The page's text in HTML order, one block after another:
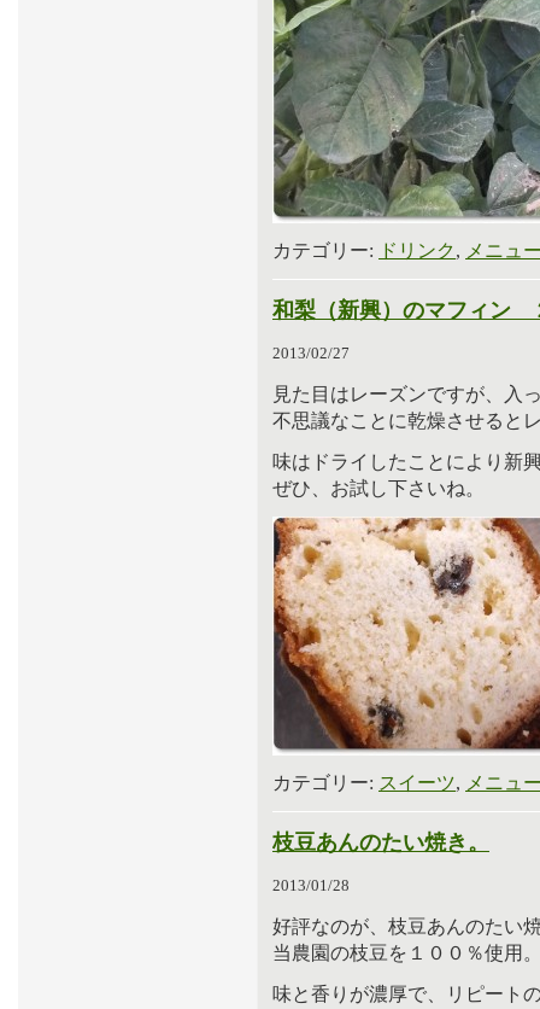
カテゴリー: ドリンク, メニュ
和梨（新興）のマフィン
2013/02/27
見た目はレーズンですが、入
不思議なことに乾燥させると
味はドライしたことにより新
ぜひ、お試し下さいね。
カテゴリー: スイーツ, メニュ
枝豆あんのたい焼き。
2013/01/28
好評なのが、枝豆あんのたい
当農園の枝豆を１００％使用
味と香りが濃厚で、リピート